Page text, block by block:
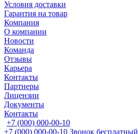
Условия доставки
Гарантия на товар
Компания
О компании
Новости
Команда
Отзывы
Карьера
Контакты
Партнеры
Лицензии
Документы
Контакты
+7 (000) 000-00-10
+7 (000) 000-00-10 Звонок бесплатный